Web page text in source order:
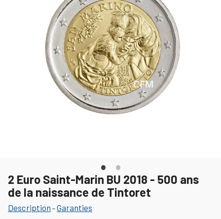
2 Euro Saint-Marin BU 2018 - 500 ans
de la naissance de Tintoret
Description -Garanties